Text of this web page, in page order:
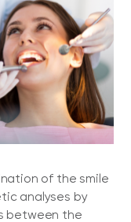
of the smile
analyses by
between the